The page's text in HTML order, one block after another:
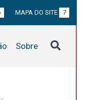
MAPA DO SITE 7
Sobre